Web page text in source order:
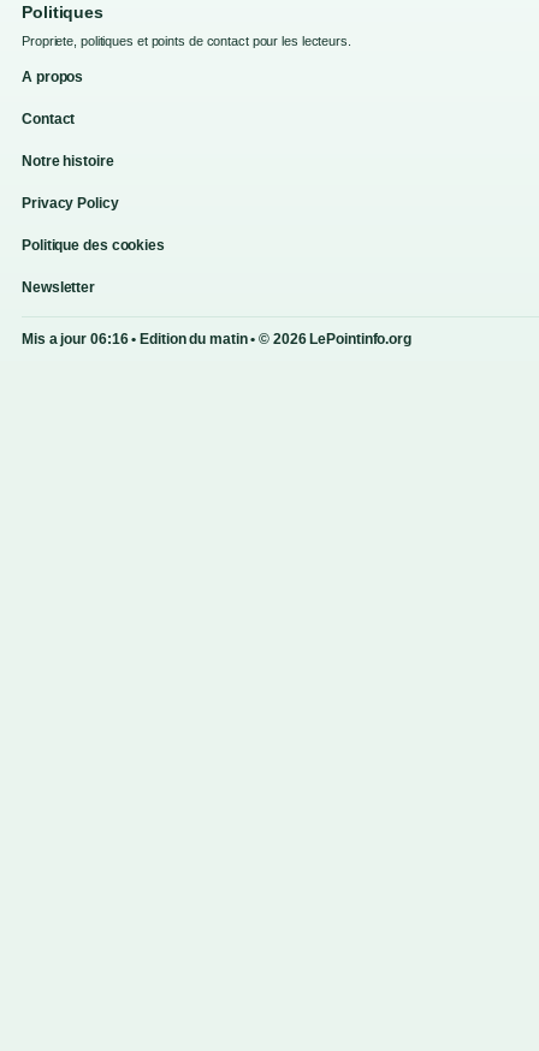
Politiques
Propriete, politiques et points de contact pour les lecteurs.
A propos
Contact
Notre histoire
Privacy Policy
Politique des cookies
Newsletter
Mis a jour 06:16 • Edition du matin • © 2026 LePointinfo.org